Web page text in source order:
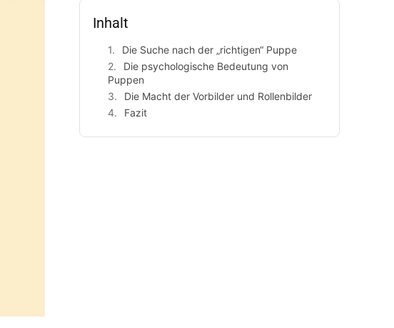
Inhalt
Die Suche nach der „richtigen“ Puppe
Die psychologische Bedeutung von
Puppen
Die Macht der Vorbilder und Rollenbilder
Fazit